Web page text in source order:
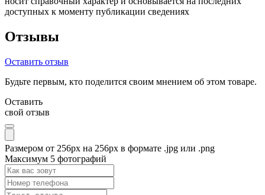
доступных к моменту публикации сведениях
Отзывы
Оставить отзыв
Будьте первым, кто поделится своим мнением об этом товаре.
Оставить
свой отзыв
Размером от 256px на 256px в формате .jpg или .png
Максимум 5 фотографий